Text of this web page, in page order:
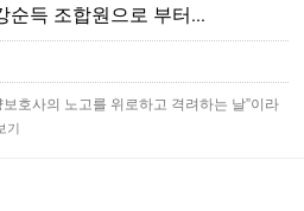
순득 조합원으로 부터...
호사의 노고를 위로하고 격려하는 날”이라
기